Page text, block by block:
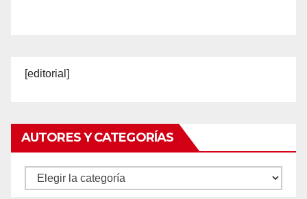
[editorial]
AUTORES Y CATEGORÍAS
Autores